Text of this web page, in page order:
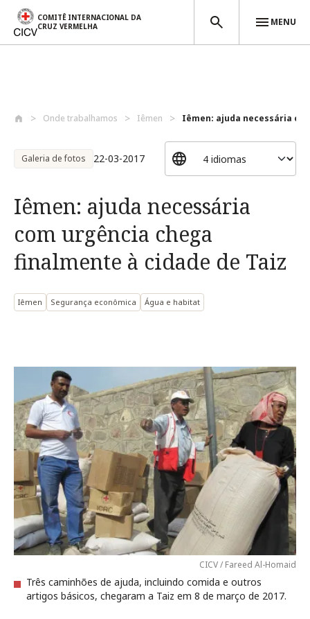
COMITÊ INTERNACIONAL DA
CRUZ VERMELHA
MENU
Onde trabalhamos Iêmen Iêmen: ajuda necessária
Galeria de fotos 22-03-2017
Iêmen: ajuda necessária
com urgência chega
finalmente à cidade de Taiz
Iêmen Segurança econômica Água e habitat
CICV / Fareed Al-Homaid
Três caminhões de ajuda, incluindo comida e outros
artigos básicos, chegaram a Taiz em 8 de março de 2017.